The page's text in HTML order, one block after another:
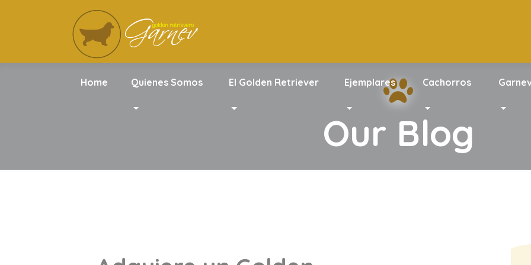
Home Quienes Somos El Golden Retriever Ejemplares Cachorros
Our Blog